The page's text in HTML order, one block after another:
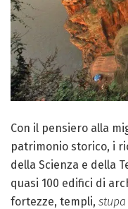
Con il pensiero alla
patrimonio storico, i
della Scienza e della
quasi 100 edifici di
fortezze, templi, stupa